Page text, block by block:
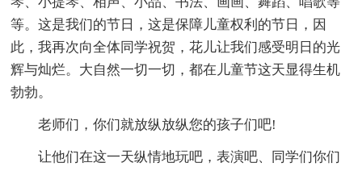
等。这是我们的节日，这是保障儿童权利的节日，因
此，我再次向全体同学祝贺，花儿让我们感受明日的光
辉与灿烂。大自然一切一切，都在儿童节这天显得生机
勃勃。
老师们，你们就放纵放纵您的孩子们吧!
让他们在这一天纵情地玩吧，表演吧、同学们你们